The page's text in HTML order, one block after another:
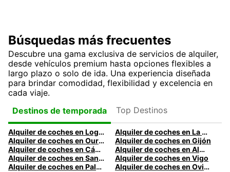
Búsquedas más frecuentes
Descubre una gama exclusiva de servicios de alquiler,
desde vehículos premium hasta opciones flexibles a
largo plazo o solo de ida. Una experiencia diseñada
para brindar comodidad, flexibilidad y excelencia en
cada viaje.
Destinos de temporada
Top Destinos
Alquiler de coches en Logroño
Alquiler de coches en La Coruña
Alquiler de coches en Ourense
Alquiler de coches en Gijón
Alquiler de coches en Cádiz
Alquiler de coches en Almería
Alquiler de coches en Santander
Alquiler de coches en Vigo
Alquiler de coches en Palma
Alquiler de coches en Oviedo